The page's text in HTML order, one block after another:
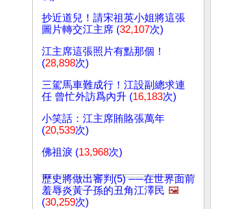
抄近道兒！請宋祖英小姐將這張
圖片轉交江主席 (32,107次)
江主席這張照片有點那個！
(28,898次)
三駕馬車難成行！江設副總求連
任 曾忙外訪爲內升 (16,183次)
小笑話：江主席賄賂張萬年
(20,539次)
佛祖淚 (13,968次)
歷史將做出審判(5) ──在世界面前
羞辱炎黃子孫的丑角江澤民 🖼️
(30,259次)